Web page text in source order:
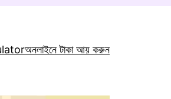
অনলাইনে টাকা আয় করুন